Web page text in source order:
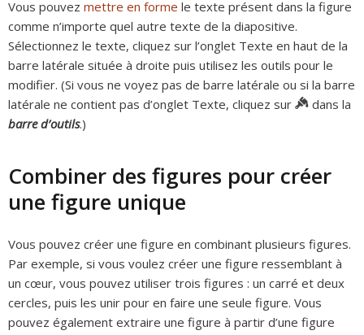
Vous pouvez mettre en forme le texte présent dans la figure
comme n’importe quel autre texte de la diapositive.
Sélectionnez le texte, cliquez sur l’onglet Texte en haut de la
barre latérale située à droite puis utilisez les outils pour le
modifier. (Si vous ne voyez pas de barre latérale ou si la barre
latérale ne contient pas d’onglet Texte, cliquez sur
dans la
barre d’outils.)
Combiner des figures pour créer
une figure unique
Vous pouvez créer une figure en combinant plusieurs figures.
Par exemple, si vous voulez créer une figure ressemblant à
un cœur, vous pouvez utiliser trois figures : un carré et deux
cercles, puis les unir pour en faire une seule figure. Vous
pouvez également extraire une figure à partir d’une figure